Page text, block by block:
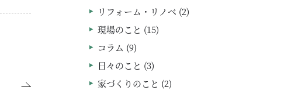
リフォーム・リノベ (2)
現場のこと (15)
コラム (9)
日々のこと (3)
家づくりのこと (2)